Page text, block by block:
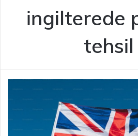
ingilterede
tehsil